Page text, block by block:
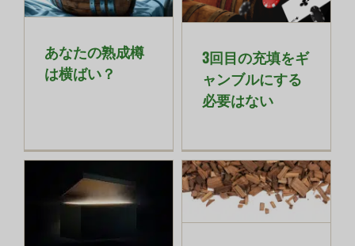
あなたの熟成樽
は横ばい？
3回目の充填をギ
ャンブルにする
必要はない